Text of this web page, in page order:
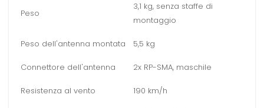
Peso
3,1 kg, senza staffe di
montaggio
Peso dell'antenna montata 5,5 kg
Connettore dell'antenna 2x RP-SMA, maschile
Resistenza al vento 190 km/h